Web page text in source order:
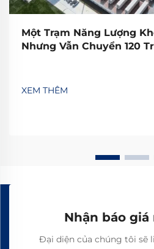
Một Trạm Năng Lượng
Nhưng Vẫn Chuyển 120
XEM THÊM
Nhận báo
Đại diện của chúng tôi sẽ